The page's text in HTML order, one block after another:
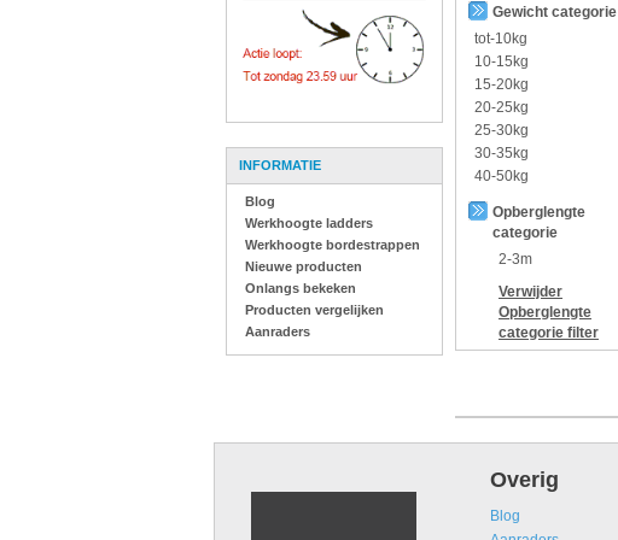
INFORMATIE
Blog
Werkhoogte ladders
Werkhoogte bordestrappen
Nieuwe producten
Onlangs bekeken
Producten vergelijken
Aanraders
Gewicht categorie
tot-10kg
10-15kg
15-20kg
20-25kg
25-30kg
30-35kg
40-50kg
Opberglengte
categorie
2-3m
Verwijder
Opberglengte
categorie filter
Overig
Blog